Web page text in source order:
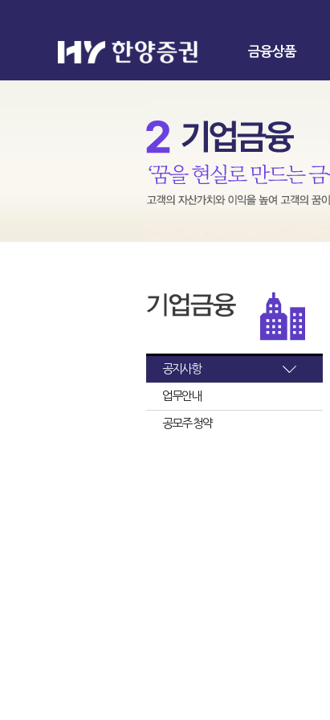
금융상품
공지사항
업무안내
공모주 청약